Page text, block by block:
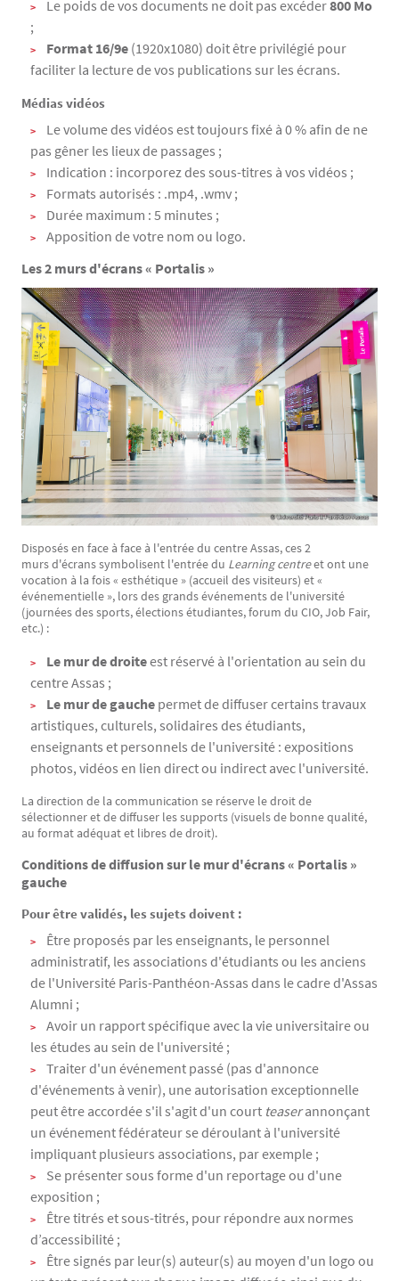
Le poids de vos documents ne doit pas excéder800 Mo
;
Format 16/9e (1920x1080) doit être privilégié pour
faciliter la lecture de vos publications sur les écrans.
Médias vidéos
Le volume des vidéos est toujours fixé à 0 % afin de ne
pas gêner les lieux de passages ;
Indication : incorporez des sous-titres à vos vidéos ;
Formats autorisés : .mp4, .wmv ;
Durée maximum : 5 minutes ;
Apposition de votre nom ou logo.
Les 2 murs d'écrans « Portalis »
Disposés en face à face à l'entrée du centre Assas, ces 2
murs d'écrans symbolisent l'entrée du Learning centreet ont une
vocation à la fois « esthétique » (accueil des visiteurs) et «
événementielle », lors des grands événements de l'université
(journées des sports, élections étudiantes, forum du CIO, Job Fair,
etc.) :
Le mur de droiteest réservé à l'orientation au sein du
centre Assas ;
Le mur de gauche permet de diffusercertains travaux
artistiques, culturels, solidaires des étudiants,
enseignants et personnels de l'université : expositions
photos, vidéos en lien direct ou indirect avec l'université.
La direction de la communication se réserve le droit de
sélectionner et de diffuser les supports (visuels de bonne qualité,
au format adéquat et libres de droit).
Conditions de diffusion sur le mur d'écrans « Portalis »
gauche
Pour être validés, les sujets doivent :
Être proposés par les enseignants, le personnel
administratif, les associations d'étudiants ou les anciens
de l'Université Paris-Panthéon-Assas dans le cadre d'Assas
Alumni ;
Avoir un rapport spécifique avec la vie universitaire ou
les études au sein de l'université ;
Traiter d'un événement passé (pas d'annonce
d'événements à venir), une autorisation exceptionnelle
peut être accordée s'il s'agit d'un court teaserannonçant
un événement fédérateur se déroulant à l'université
impliquant plusieurs associations, par exemple ;
Se présenter sous forme d'un reportage ou d'une
exposition ;
Être titrés et sous-titrés, pour répondre aux normes
d’accessibilité ;
Être signés par leur(s) auteur(s) au moyen d'un logo ou